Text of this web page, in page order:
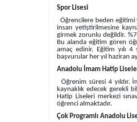
Spor Lisesi
Öğrencilere beden eğitimi
insan yetiştirilmesine
girmek zorunlu değildir.
Bu alanda eğitim gören
amaç edinir. Eğitim yılı 4
başvurular her yıl haziran
Anadolu İmam Hatip
Öğrenim süresi 4 yıldır.
kaynaklık edecek gerekli
Hatip Liseleri merkezi
öğrenci almaktadır.
Çok Programlı Anadolu